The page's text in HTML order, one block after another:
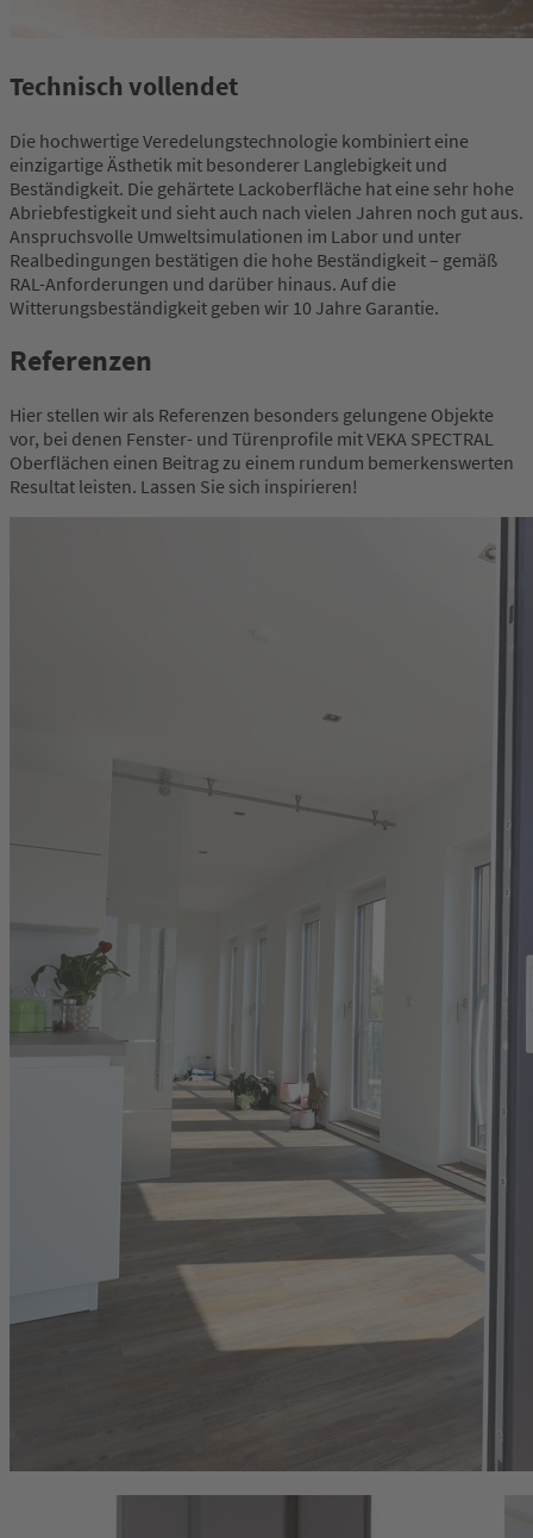
Technisch vollendet
Die hochwertige Veredelungstechnologie kombiniert eine
einzigartige Ästhetik mit besonderer Langlebigkeit und
Beständigkeit. Die gehärtete Lackoberfläche hat eine sehr hohe
Abriebfestigkeit und sieht auch nach vielen Jahren noch gut aus.
Anspruchsvolle Umweltsimulationen im Labor und unter
Realbedingungen bestätigen die hohe Beständigkeit – gemäß
RAL-Anforderungen und darüber hinaus. Auf die
Witterungsbeständigkeit geben wir 10 Jahre Garantie.
Referenzen
Hier stellen wir als Referenzen besonders gelungene Objekte
vor, bei denen Fenster- und Türenprofile mit VEKA SPECTRAL
Oberflächen einen Beitrag zu einem rundum bemerkenswerten
Resultat leisten. Lassen Sie sich inspirieren!